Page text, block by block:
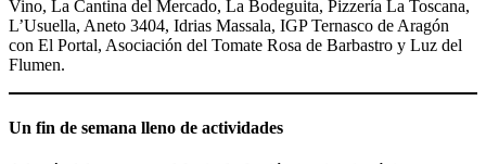
Vino, La Cantina del Mercado, La Bodeguita, Pizzería La Toscana,
L’Usuella, Aneto 3404, Idrias Massala, IGP Ternasco de Aragón
con El Portal, Asociación del Tomate Rosa de Barbastro y Luz del
Flumen.
Un fin de semana lleno de actividades